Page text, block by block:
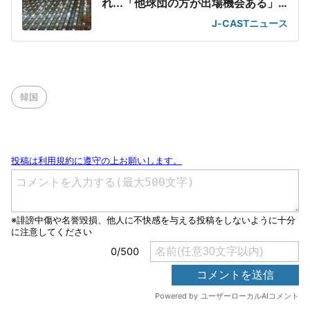
れ...「他球団の方が出場機会ある」
J-CASTニュース
韓国